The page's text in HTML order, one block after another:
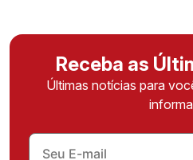
Receba as
Últimas notícias para